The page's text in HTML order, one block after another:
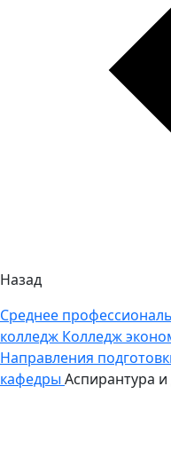
Назад
Среднее
колледж Колледж
Направления
кафедры Аспирантура